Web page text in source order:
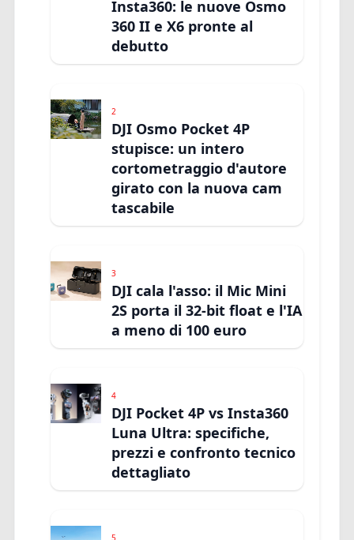
Insta360: le nuove Osmo
360 II e X6 pronte al
debutto
2
DJI Osmo Pocket 4P
stupisce: un intero
cortometraggio d'autore
girato con la nuova cam
tascabile
3
DJI cala l'asso: il Mic Mini
2S porta il 32-bit float e l'IA
a meno di 100 euro
4
DJI Pocket 4P vs Insta360
Luna Ultra: specifiche,
prezzi e confronto tecnico
dettagliato
5